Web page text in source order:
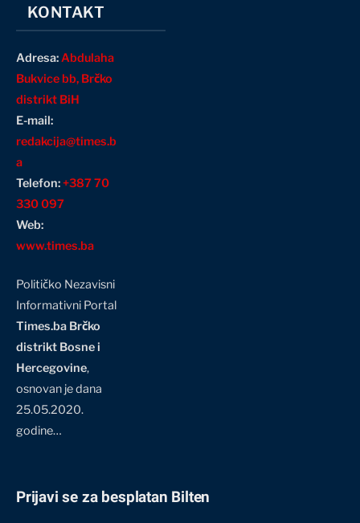
KONTAKT
Adresa: Abdulaha
Bukvice bb, Brčko
distrikt BiH
E-mail:
redakcija@times.b
a
Telefon:+387 70
330 097
Web:
www.times.ba
Političko Nezavisni
Informativni Portal
Times.ba Brčko
distrikt Bosne i
Hercegovine,
osnovan je dana
25.05.2020.
godine…
Prijavi se za besplatan Bilten